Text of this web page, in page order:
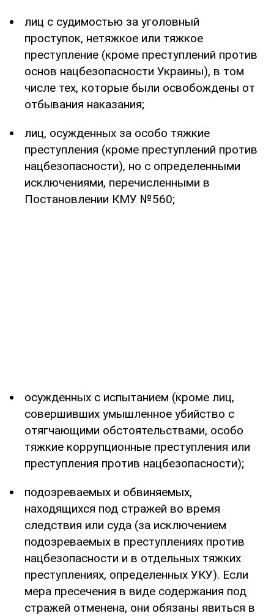
лиц с судимостью за уголовный
проступок, нетяжкое или тяжкое
преступление (кроме преступлений против
основ нацбезопасности Украины), в том
числе тех, которые были освобождены от
отбывания наказания;
лиц, осужденных за особо тяжкие
преступления (кроме преступлений против
нацбезопасности), но с определенными
исключениями, перечисленными в
Постановлении КМУ №560;
осужденных с испытанием (кроме лиц,
совершивших умышленное убийство с
отягчающими обстоятельствами, особо
тяжкие коррупционные преступления или
преступления против нацбезопасности);
подозреваемых и обвиняемых,
находящихся под стражей во время
следствия или суда (за исключением
подозреваемых в преступлениях против
нацбезопасности и в отдельных тяжких
преступлениях, определенных УКУ). Если
мера пресечения в виде содержания под
стражей отменена, они обязаны явиться в